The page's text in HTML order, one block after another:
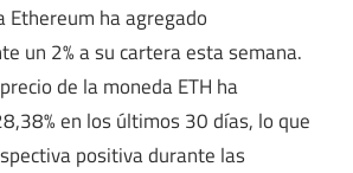
Ethereum ha agregado
un 2% a su cartera esta semana.
de la moneda ETH ha
en los últimos 30 días, lo que
positiva durante las